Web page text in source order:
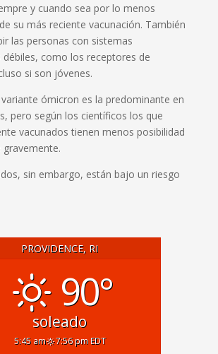
y cuando sea por lo menos
su más reciente vacunación. También
las personas con sistemas
como los receptores de
si son jóvenes.
ómicron es la predominante en
pero según los científicos los que
vacunados tienen menos posibilidad
sin embargo, están bajo un riesgo
PROVIDENCE, RI
90°
soleado
5:45 am 7:56 pm EDT